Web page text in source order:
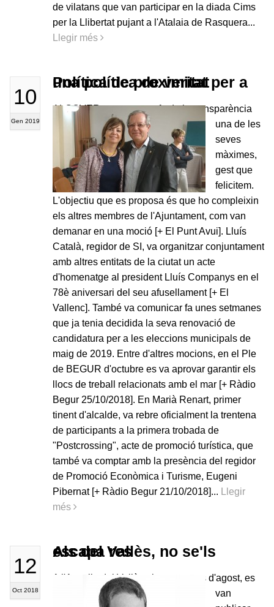
de vilatans que van participar en la diada Cims
per la Llibertat pujant a l'Atalaia de Rasquera...
Llegir més
10
Gen 2019
Política de proximitat per a una política de veritat
ALCOVER com sempre fa de la transparència
una de les
seves
màximes,
gest que
felicitem.
L'objectiu que es proposa és que ho compleixin
els altres membres de l'Ajuntament, com van
demanar en una moció [+ El Punt Avui]. Lluís
Català, regidor de SI, va organitzar conjuntament
amb altres entitats de la ciutat un acte
d'homenatge al president Lluís Companys en el
78è aniversari del seu afusellament [+ El
Vallenc]. També va comunicar fa unes setmanes
que ja tenia decidida la seva renovació de
candidatura per a les eleccions municipals de
maig de 2019. Entre d'altres mocions, en el Ple
de BEGUR d'octubre es va aprovar garantir els
llocs de treball relacionats amb el mar [+ Ràdio
Begur 25/10/2018]. En Marià Renart, primer
tinent d'alcalde, va rebre oficialment la trentena
de participants a la primera trobada de
"Postcrossing", acte de promoció turística, que
també va comptar amb la presència del regidor
de Promoció Econòmica i Turisme, Eugeni
Pibernat [+ Ràdio Begur 21/10/2018]...
Llegir
més
12
Oct 2018
Als del Vallès, no se'ls escapa res
A l'Ametlla del Vallès el passat mes d'agost, es
van